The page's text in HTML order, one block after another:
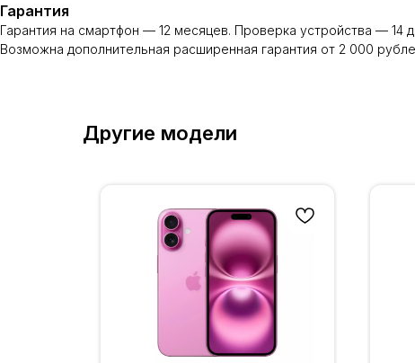
Гарантия
Гарантия на смартфон — 12 месяцев. Проверка устройства — 14
Возможна дополнительная расширенная гарантия от 2 000
Другие модели